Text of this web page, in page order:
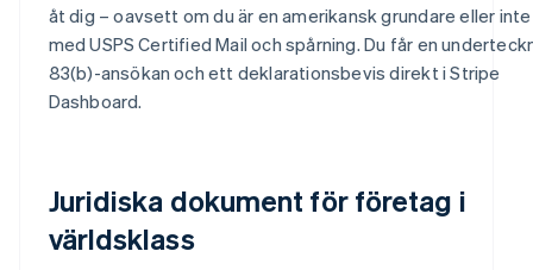
åt dig – oavsett om du är en amerikansk grundare eller
med USPS Certified Mail och spårning. Du får en
83(b)-ansökan och ett deklarationsbevis direkt i Stripe
Dashboard.
Juridiska dokument för företag i
världsklass